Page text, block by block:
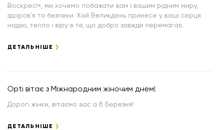
Воскрес!», ми хочемо побажати вам і вашим рідним миру,
здоров’я та безпеки. Хай Великдень принесе у ваші серця
надію, тепло і віру в те, що добро завжди перемагає.
ДЕТАЛЬНІШЕ
Opti вітає з Міжнародним жіночим днем!
Дорогі жінки, вітаємо вас із 8 Березня!
ДЕТАЛЬНІШЕ